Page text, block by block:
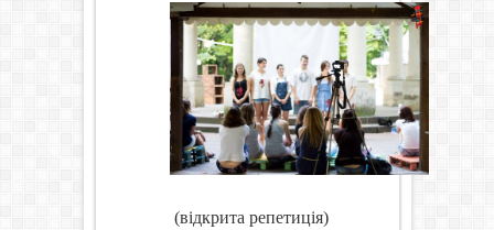
(відкрита репетиція)